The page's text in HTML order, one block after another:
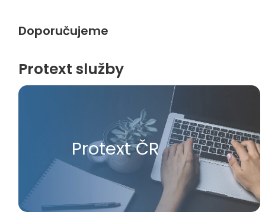
Doporučujeme
Protext služby
Protext ČR